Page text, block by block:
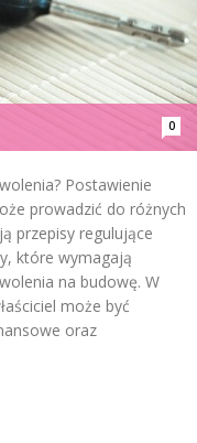
0
Postawienie
prowadzić do różnych
przepisy regulujące
które wymagają
na budowę. W
może być
oraz